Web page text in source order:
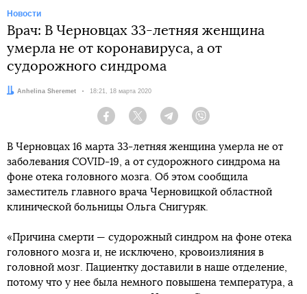
Новости
Врач: В Черновцах 33-летняя женщина
умерла не от коронавируса, а от
судорожного синдрома
Автор:
Anhelina Sheremet Дата:
18:21, 18 марта 2020
Facebook Twitter Telegram
В Черновцах 16 марта 33-летняя женщина умерла не от
заболевания COVID-19, а от судорожного синдрома на
фоне отека головного мозга. Об этом сообщила
заместитель главного врача Черновицкой областной
клинической больницы Ольга Снигуряк.
«Причина смерти — судорожный синдром на фоне отека
головного мозга и, не исключено, кровоизлияния в
головной мозг. Пациентку доставили в наше отделение,
потому что у нее была немного повышена температура, а